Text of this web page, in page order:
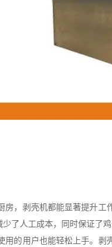
剥壳机都能显著提升工
了人工成本，同时保证了鸡
用户也能轻松上手。剥